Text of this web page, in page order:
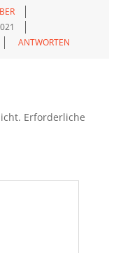
ANTWORTEN
Erforderliche